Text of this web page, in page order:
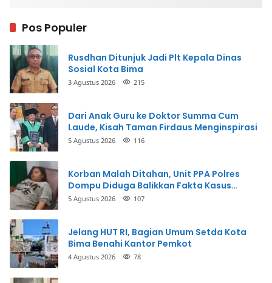
Pos Populer
Rusdhan Ditunjuk Jadi Plt Kepala Dinas
Sosial Kota Bima
3 Agustus 2026 215
Dari Anak Guru ke Doktor Summa Cum
Laude, Kisah Taman Firdaus Menginspirasi
5 Agustus 2026 116
Korban Malah Ditahan, Unit PPA Polres
Dompu Diduga Balikkan Fakta Kasus
Penganiayaan
5 Agustus 2026 107
Jelang HUT RI, Bagian Umum Setda Kota
Bima Benahi Kantor Pemkot
4 Agustus 2026 78